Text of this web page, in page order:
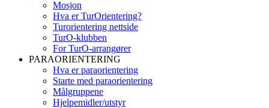
Mosjon
Hva er TurOrientering?
Turorientering nettside
TurO-klubben
For TurO-arrangører
PARAORIENTERING
Hva er paraorientering
Starte med paraorientering
Målgruppene
Hjelpemidler/utstyr